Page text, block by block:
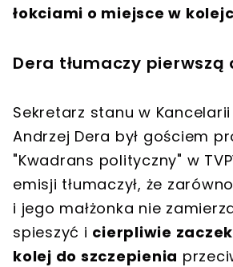
łokciami o miejsce w
Dera tłumaczy pierwszą
Sekretarz stanu w
Andrzej Dera był gościem
"Kwadrans polityczny" w
emisji tłumaczył, że
i jego małżonka nie
spieszyć i cierpliwie
kolej do szczepienia